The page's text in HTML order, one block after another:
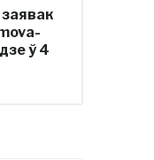
ў 4